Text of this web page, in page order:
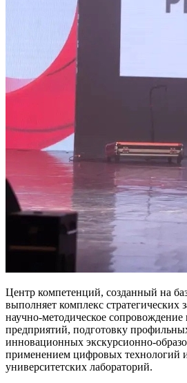
Центр компетенций, созданный на
выполняет комплекс стратегических
научно-методическое
предприятий, подготовку
инновационных экскурсионно-
применением цифровых технологий
университетских лабораторий.